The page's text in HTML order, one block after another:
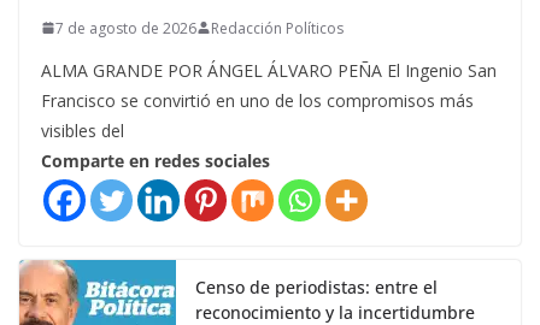
7 de agosto de 2026 Redacción Políticos
ALMA GRANDE POR ÁNGEL ÁLVARO PEÑA El Ingenio San
Francisco se convirtió en uno de los compromisos más
visibles del
Comparte en redes sociales
Censo de periodistas: entre el
reconocimiento y la incertidumbre